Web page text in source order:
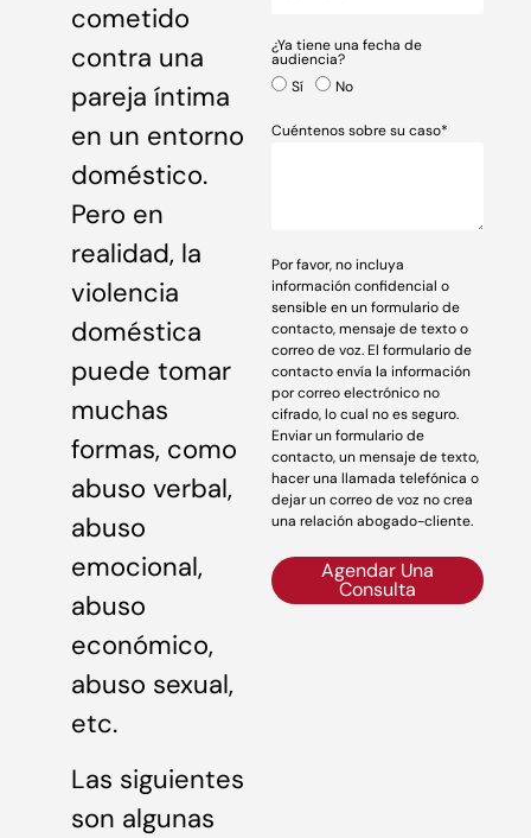
cometido
contra una
pareja íntima
en un entorno
doméstico.
Pero en
realidad, la
violencia
doméstica
puede tomar
muchas
formas, como
abuso verbal,
abuso
emocional,
abuso
económico,
abuso sexual,
etc.
Las siguientes
son algunas
¿Ya tiene una fecha de
audiencia?
Sí
No
Cuéntenos sobre su caso*
Por favor, no incluya
información confidencial o
sensible en un formulario de
contacto, mensaje de texto o
correo de voz. El formulario de
contacto envía la información
por correo electrónico no
cifrado, lo cual no es seguro.
Enviar un formulario de
contacto, un mensaje de texto,
hacer una llamada telefónica o
dejar un correo de voz no crea
una relación abogado-cliente.
Agendar Una
Consulta